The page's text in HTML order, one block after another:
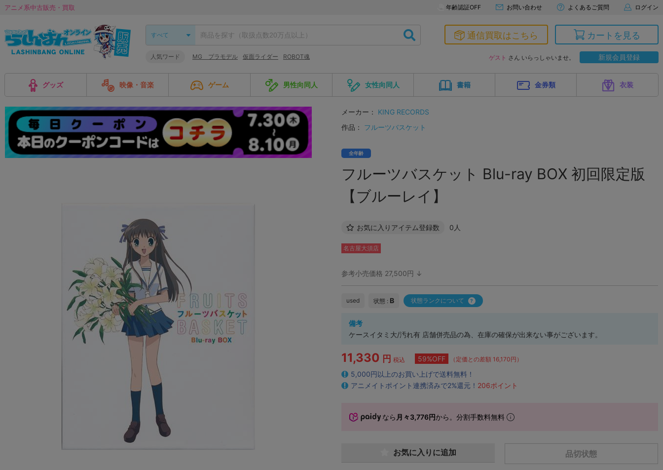
アニメ系中古販売・買取 年齢認証OFF お問い合わせ よくあるご質問 ログイン
人気ワード MG プラモデル 仮面ライダー ROBOT魂
通信買取はこちら カートを見る
ゲスト さん いらっしゃいませ。 新規会員登録
グッズ 映像・音楽 ゲーム 男性向同人 女性向同人 書籍 金券類 衣装
メーカー：
KING RECORDS
作品：
フルーツバスケット
全年齢
フルーツバスケット Blu-ray BOX 初回限定版
【ブルーレイ】
お気に入りアイテム登録数 0人
名古屋大須店
参考小売価格 27,500円 ↓
used 状態 : B 状態ランクについて
備考
ケースイタミ大/汚れ有 店舗併売品の為、在庫の確保が出来ない事がございます。
11,330 円 税込 59%OFF （定価との差額 16,170円）
5,000円以上のお買い上げで送料無料！
アニメイトポイント連携済みで2%還元！ 206ポイント
なら 月々3,776円から。分割手数料無料
品切状態
お気に入りに追加